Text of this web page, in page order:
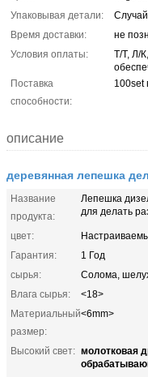
Упаковывая детали:
Время доставки:
не
Условия оплаты:
Т/Т, Л/
Поставка
способности:
100set
описание
деревянная лепешка
Название
продукта:
Лепешка
для делать
цвет:
Гарантия:
1 Год
сырья:
Солома,
Влага сырья:
<18>
Материальный
размер:
<6mm>
Высокий свет: молотковая